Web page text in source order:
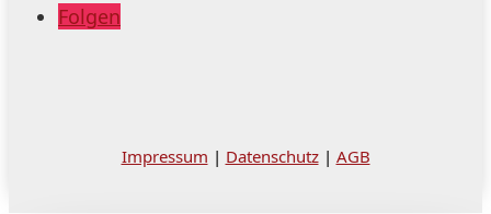
Folgen
Impressum | Datenschutz| AGB